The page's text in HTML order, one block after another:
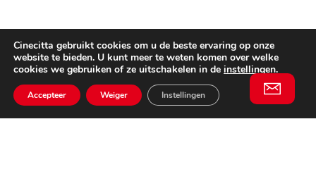
Cinecitta gebruikt cookies om u de beste ervaring op onze
website te bieden. U kunt meer te weten komen over welke
cookies we gebruiken of ze uitschakelen in de instellingen.
Accepteer Weiger Instellingen